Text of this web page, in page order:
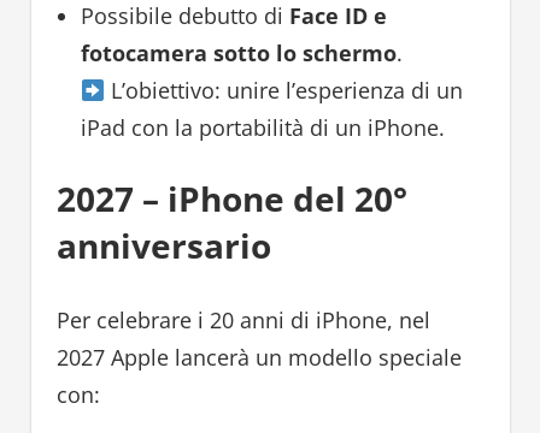
Possibile debutto di Face ID e
fotocamera sotto lo schermo.
L’obiettivo: unire l’esperienza di un
iPad con la portabilità di un iPhone.
2027 – iPhone del 20°
anniversario
Per celebrare i 20 anni di iPhone, nel
2027 Apple lancerà un modello speciale
con: